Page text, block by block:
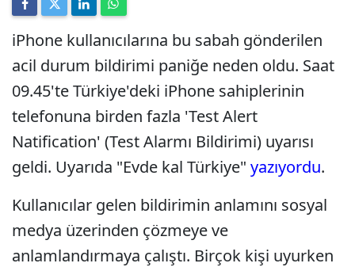
iPhone kullanıcılarına bu sabah gönderilen
acil durum bildirimi paniğe neden oldu. Saat
09.45'te Türkiye'deki iPhone sahiplerinin
telefonuna birden fazla 'Test Alert
Natification' (Test Alarmı Bildirimi) uyarısı
geldi. Uyarıda "Evde kal Türkiye" yazıyordu.
Kullanıcılar gelen bildirimin anlamını sosyal
medya üzerinden çözmeye ve
anlamlandırmaya çalıştı. Birçok kişi uyurken